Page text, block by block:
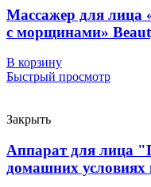
Массажер для лица
с морщинами»
В корзину
Быстрый просмотр
Закрыть
Аппарат для лица
домашних условиях